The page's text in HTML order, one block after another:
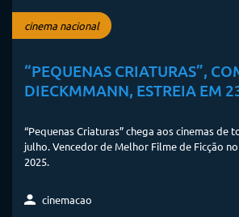
cinema nacional
“PEQUENAS CRIATURAS”,
DIECKMMANN, ESTREIA EM
“Pequenas Criaturas” chega aos cinemas de
julho. Vencedor de Melhor Filme de Ficção
2025.
cinemacao